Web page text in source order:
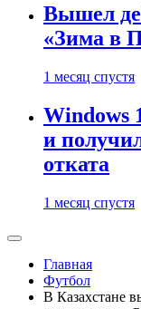
Вышел
«Зима в
1 месяц спустя
Windows
и
отката
1 месяц спустя
Главная
Футбол
В Казахстане